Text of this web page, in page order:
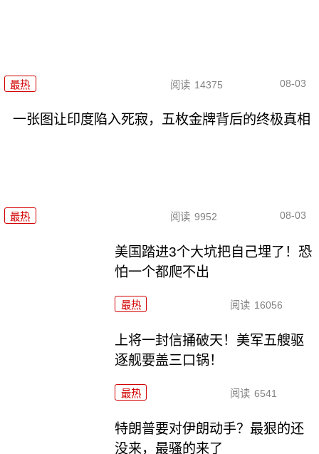
最热 阅读 14375 08-03
一张图让印度陷入死寂，五枚金牌背后的终极真相
最热 阅读 9952 08-03
美国踏进3个大坑把自己埋了！恐
怕一个都爬不出
最热 阅读 16056
上将一封信捅破天！美军五艘驱
逐舰要盖三口锅！
最热 阅读 6541
特朗普要对伊朗动手？最狠的还
没来，最骚的来了